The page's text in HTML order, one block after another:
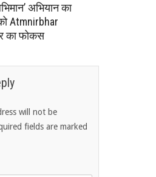
अभियान का
Atmnirbhar
का फोकस
will not be
fields are marked